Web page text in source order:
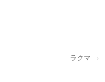
ラクマ